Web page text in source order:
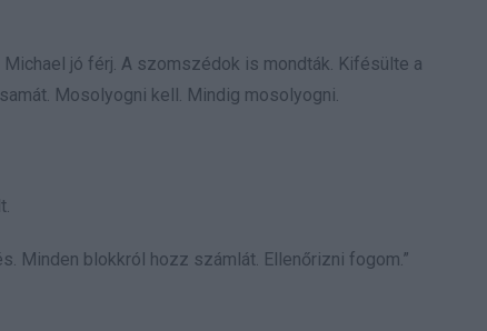
jó férj. A szomszédok is mondták. Kifésülte a
Mosolyogni kell. Mindig mosolyogni.
Minden blokkról hozz számlát. Ellenőrizni fogom.”